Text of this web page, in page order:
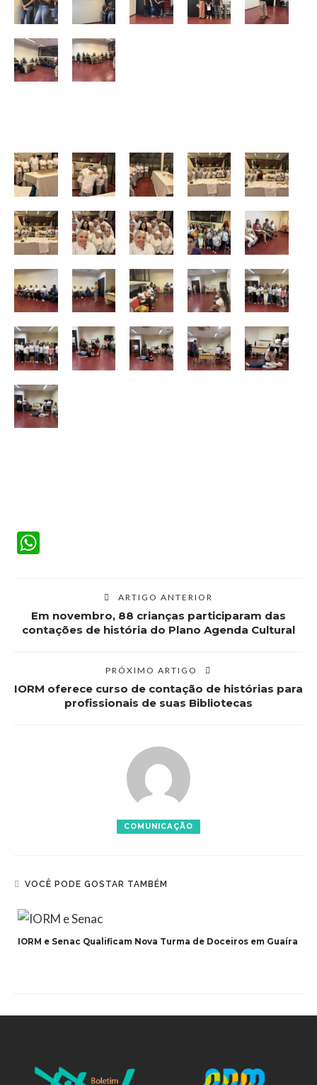
ARTIGO ANTERIOR
Em novembro, 88 crianças participaram das
contações de história do Plano Agenda Cultural
PRÓXIMO ARTIGO
IORM oferece curso de contação de histórias para
profissionais de suas Bibliotecas
COMUNICAÇÃO
VOCÊ PODE GOSTAR TAMBÉM
IORM e Senac Qualificam Nova Turma de Doceiros em Guaíra